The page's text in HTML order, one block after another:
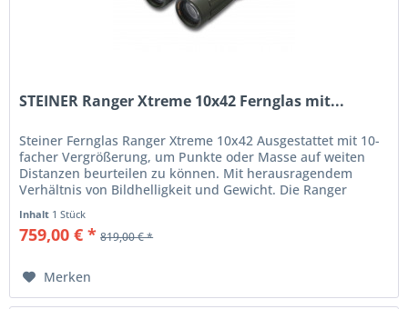
STEINER Ranger Xtreme 10x42 Fernglas mit...
Steiner Fernglas Ranger Xtreme 10x42 Ausgestattet mit 10-
facher Vergrößerung, um Punkte oder Masse auf weiten
Distanzen beurteilen zu können. Mit herausragendem
Verhältnis von Bildhelligkeit und Gewicht. Die Ranger
Inhalt 1 Stück
759,00 € * 819,00 € *
Merken